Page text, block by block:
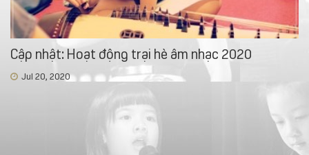
Cập nhật: Hoạt động trại hè âm nhạc 2020
Jul 20, 2020